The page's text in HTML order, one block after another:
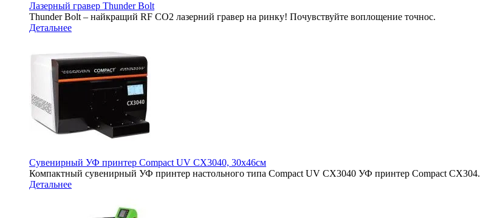
Лазерный гравер Thunder Bolt
Thunder Bolt – найкращий RF CO2 лазерний гравер на ринку! Почувствуйте воплощение точнос.
Детальнее
Сувенирный УФ принтер Compact UV CX3040, 30х46см
Компактный сувенирный УФ принтер настольного типа Compact UV CX3040 УФ принтер Compact CX304.
Детальнее